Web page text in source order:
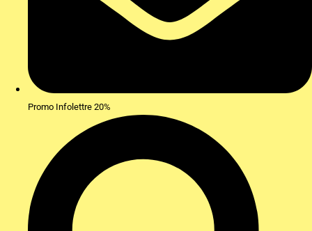
Promo Infolettre 20%